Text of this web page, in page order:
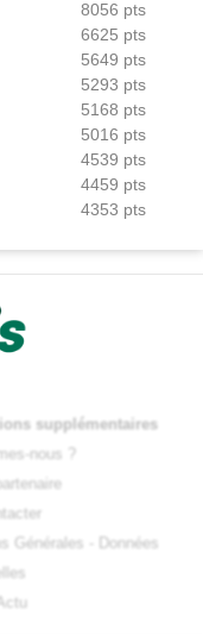
8056 pts
6625 pts
5649 pts
5293 pts
5168 pts
5016 pts
4539 pts
4459 pts
4353 pts
supplémentaires
nous ?
Générales
Données